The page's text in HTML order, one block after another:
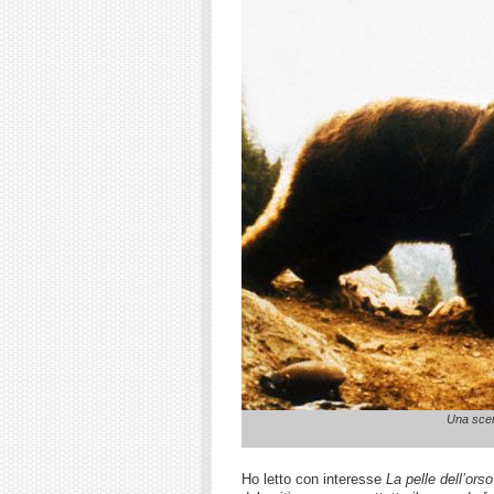
Una
Ho letto con interesse La pelle dell’orso